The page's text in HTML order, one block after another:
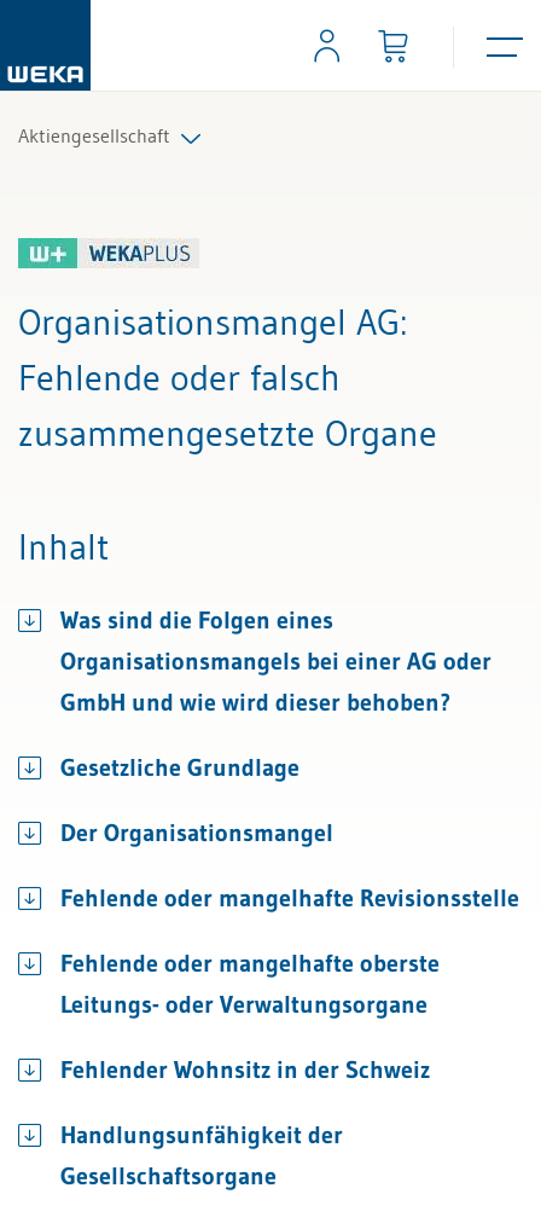
Aktiengesellschaft
Alle Fachexperten
Organisationsmangel AG:
Fehlende oder falsch
zusammengesetzte Organe
Inhalt
Was sind die Folgen eines
Organisationsmangels bei einer AG oder
GmbH und wie wird dieser behoben?
Gesetzliche Grundlage
Der Organisationsmangel
Fehlende oder mangelhafte Revisionsstelle
Fehlende oder mangelhafte oberste
Leitungs- oder Verwaltungsorgane
Fehlender Wohnsitz in der Schweiz
Handlungsunfähigkeit der
Gesellschaftsorgane